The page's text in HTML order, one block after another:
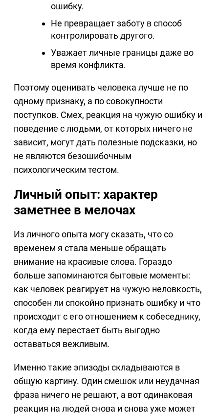
ошибку.
Не превращает заботу в способ
контролировать другого.
Уважает личные границы даже во
время конфликта.
Поэтому оценивать человека лучше не по
одному признаку, а по совокупности
поступков. Смех, реакция на чужую ошибку и
поведение с людьми, от которых ничего не
зависит, могут дать полезные подсказки, но
не являются безошибочным
психологическим тестом.
Личный опыт: характер
заметнее в мелочах
Из личного опыта могу сказать, что со
временем я стала меньше обращать
внимание на красивые слова. Гораздо
больше запоминаются бытовые моменты:
как человек реагирует на чужую неловкость,
способен ли спокойно признать ошибку и что
происходит с его отношением к собеседнику,
когда ему перестает быть выгодно
оставаться вежливым.
Именно такие эпизоды складываются в
общую картину. Один смешок или неудачная
фраза ничего не решают, а вот одинаковая
реакция на людей снова и снова уже может